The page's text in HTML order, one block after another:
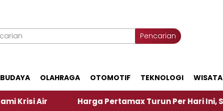
Pencarian
BUDAYA OLAHRAGA OTOMOTIF TEKNOLOGI WISATA
Harga Pertamax Turun Per Hari Ini, Segini Harganya